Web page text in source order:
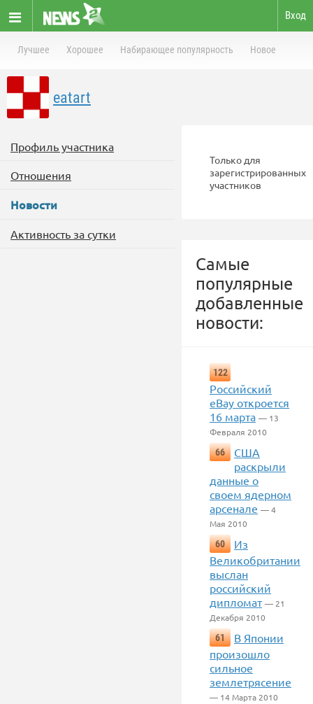
Вход
Лучшее Хорошее Набирающее популярность Новое
eatart
Профиль участника
Отношения
Новости
Активность за сутки
Только для
зарегистрированных
участников
Самые
популярные
добавленные
новости:
122
Российский
eBay откроется
16 марта — 13
Февраля 2010
66
США
раскрыли
данные о
своем ядерном
арсенале — 4
Мая 2010
60
Из
Великобритании
выслан
российский
дипломат — 21
Декабря 2010
61
В Японии
произошло
сильное
землетрясение
— 14 Марта 2010